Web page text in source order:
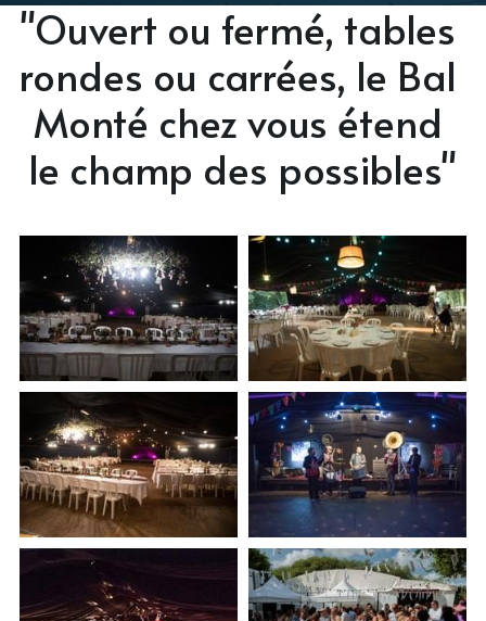
"Ouvert ou fermé, tables
rondes ou carrées, le Bal
Monté chez vous étend
le champ des possibles"